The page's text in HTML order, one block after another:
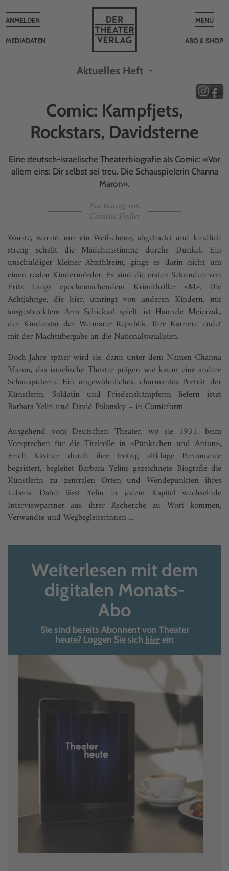
Toggle
MENÜ
ABO & SHOP
MEDIADATEN
Toggle
navigation
ANMELDEN
Aktuelles Heft
Comic: Kampfjets,
Rockstars, Davidsterne
Eine deutsch-israelische Theaterbiografie als Comic: «Vor
allem eins: Dir selbst sei treu. Die Schauspielerin Channa
Maron».
Ein Beitrag von
Cornelia Fiedler
War-te, war-te, nur ein Weil-chen», abgehackt und kindlich
streng schallt die Mädchenstimme durchs Dunkel. Ein
unschuldiger kleiner Abzählreim, ginge es darin nicht um
einen realen Kindermörder. Es sind die ersten Sekunden von
Fritz Langs epochemachendem Krimithriller «M». Die
Achtjährige, die hier, umringt von anderen Kindern, mit
ausgestrecktem Arm Schicksal spielt, ist Hannele Meierzak,
der Kinderstar der Weimarer Republik. Ihre Karriere endet
mit der Machtübergabe an die Nationalsozialisten.
Doch Jahre später wird sie, dann unter dem Namen Channa
Maron, das israelische Theater prägen wie kaum eine andere
Schauspielerin. Ein ungewöhnliches, charmantes Porträt der
Künstlerin, Soldatin und Friedenskämpferin liefern jetzt
Barbara Yelin und David Polonsky – in Comicform.
Ausgehend vom Deutschen Theater, wo sie 1931, beim
Vorsprechen für die Titelrolle in «Pünktchen und Anton»,
Erich Kästner durch ihre trotzig altkluge Perfomance
begeistert, begleitet Barbara Yelins gezeichnete Biografie die
Künstlerin zu zentralen Orten und Wendepunkten ihres
Lebens. Dabei lässt Yelin in jedem Kapitel wechselnde
Interviewpartner aus ihrer Recherche zu Wort kommen,
Verwandte und Wegbegleiterinnen ...
Weiterlesen mit dem
digitalen Monats-
Abo
Sie sind bereits Abonnent von Theater
heute? Loggen Sie sich hierein